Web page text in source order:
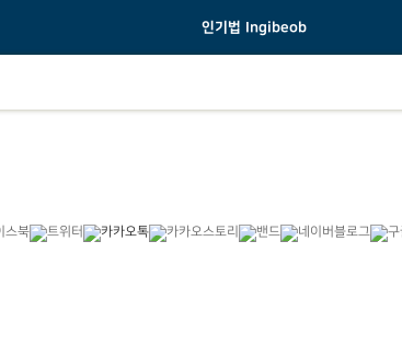
인기법 Ingibeob